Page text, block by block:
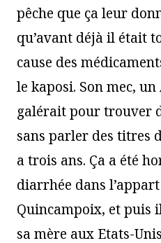
pêche que ça leur
qu’avant déjà il était
cause des
le kaposi. Son mec,
galérait pour trouver
sans parler des titres
a trois ans. Ça a été
diarrhée dans
Quincampoix, et puis
sa mère aux Etats-